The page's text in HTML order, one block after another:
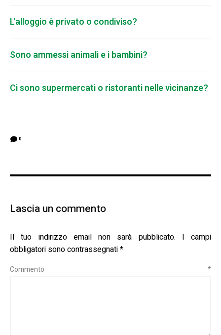
L'alloggio è privato o condiviso?
Sono ammessi animali e i bambini?
Ci sono supermercati o ristoranti nelle vicinanze?
0
Lascia un commento
Il tuo indirizzo email non sarà pubblicato.
I campi
obbligatori sono contrassegnati*
Commento *